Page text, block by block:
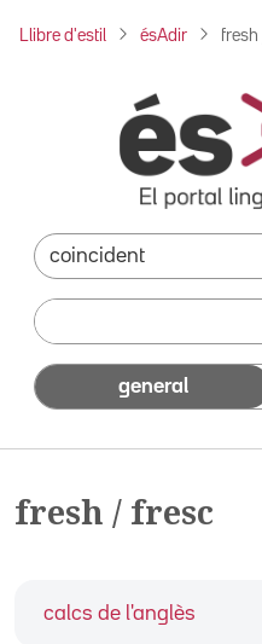
Llibre d'estil ésAdir
general
fresh / fresc
calcs de l'anglès